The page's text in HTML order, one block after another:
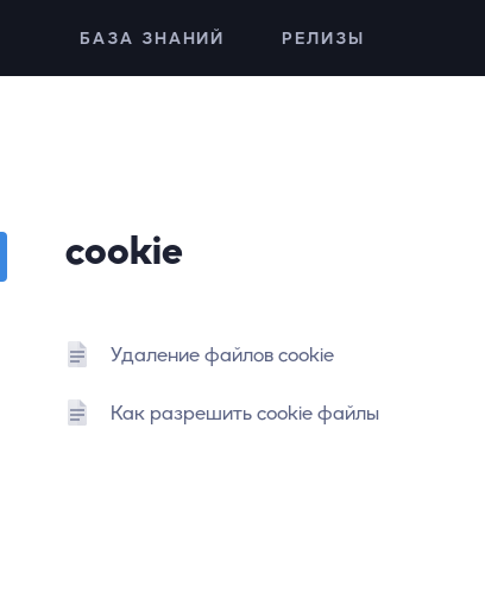
БАЗА ЗНАНИЙ РЕЛИЗЫ
cookie
Удаление файлов cookie
Как разрешить cookie файлы